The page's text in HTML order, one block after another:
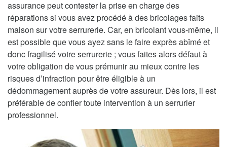
assurance peut contester la prise en charge des
réparations si vous avez procédé à des bricolages faits
maison sur votre serrurerie. Car, en bricolant vous-même, il
est possible que vous ayez sans le faire exprès abîmé et
donc fragilisé votre serrurerie ; vous faites alors défaut à
votre obligation de vous prémunir au mieux contre les
risques d’infraction pour être éligible à un
dédommagement auprès de votre assureur. Dès lors, il est
préférable de confier toute intervention à un serrurier
professionnel.